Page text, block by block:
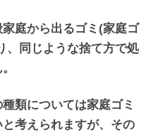
庭から出るゴミ(家庭ゴ
、同じような捨て方で処
類については家庭ゴミ
考えられますが、その